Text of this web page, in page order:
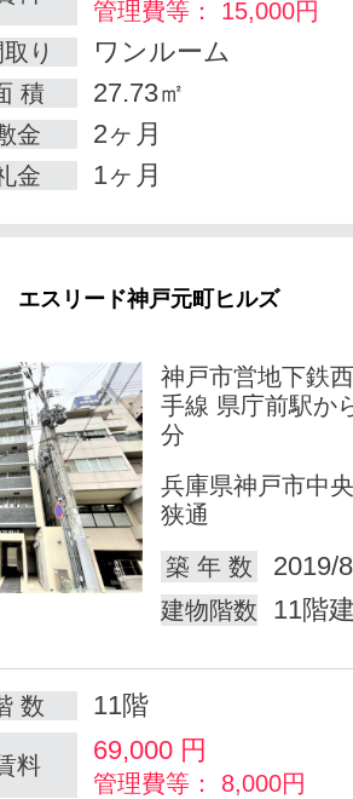
管理費等： 15,000円
り
ワンルーム
積 27.73㎡
金 2ヶ月
金 1ヶ月
エスリード神戸元町ヒルズ
神戸市営地下鉄
手線 県庁前駅か
分
兵庫県神戸市中
狭通
築 年 数
2019/
建物階数 11階
数 11階
料 69,000 円
管理費等： 8,000円